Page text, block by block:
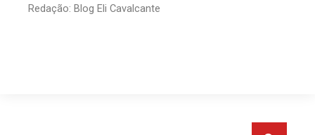
Redação: Blog Eli Cavalcante